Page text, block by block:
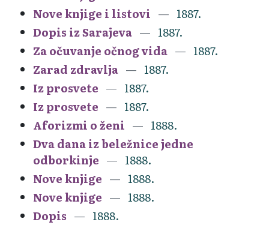
Nove knjige i listovi
1887.
Dopis iz Sarajeva
1887.
Za očuvanje očnog vida
1887.
Zarad zdravlja
1887.
Iz prosvete
1887.
Iz prosvete
1887.
Aforizmi o ženi
1888.
Dva dana iz beležnice jedne
odborkinje
1888.
Nove knjige
1888.
Nove knjige
1888.
Dopis
1888.